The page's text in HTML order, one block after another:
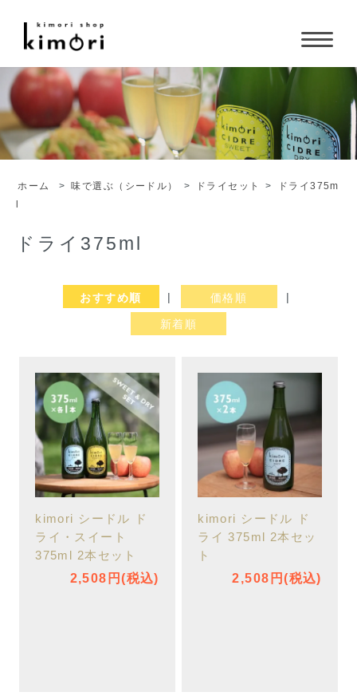
ホーム > 味で選ぶ（シードル） > ドライセット >
ドライ375m
ドライ375ml
おすすめ順 価格順
新着順
kimori シードル ド
ライ・スイート
375ml 2本セット
2,508円(税込)
kimori シードル ド
ライ 375ml 2本セッ
ト
2,508円(税込)